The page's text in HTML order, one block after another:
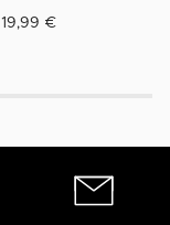
19,99 €